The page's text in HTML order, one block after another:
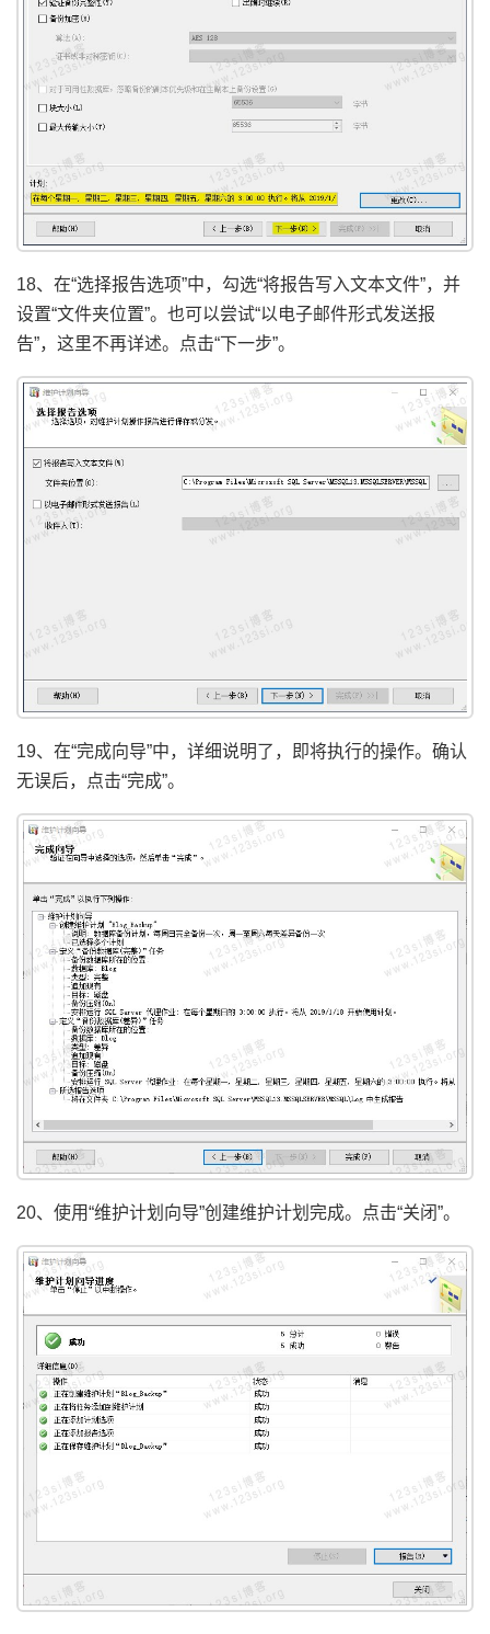
18、在“选择报告选项”中，勾选“将报告写入文本文件”，并
设置“文件夹位置”。也可以尝试“以电子邮件形式发送报
告”，这里不再详述。点击“下一步”。
19、在“完成向导”中，详细说明了，即将执行的操作。确认
无误后，点击“完成”。
20、使用“维护计划向导”创建维护计划完成。点击“关闭”。